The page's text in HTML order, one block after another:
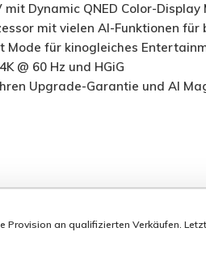
mit Dynamic QNED Color-
mit vielen AI-Funktionen
Mode für kinogleiches
@ 60 Hz und HGiG
Upgrade-Garantie und AI
an qualifizierten Verkäufen.